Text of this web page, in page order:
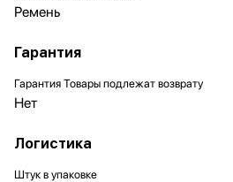
Ремень
Гарантия
Гарантия Товары подлежат возврату
Нет
Логистика
Штук в упаковке